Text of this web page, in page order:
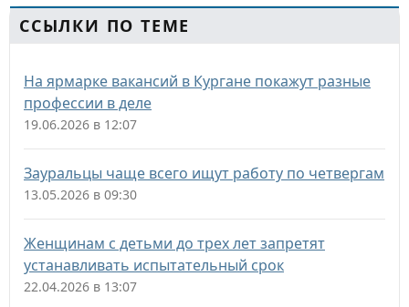
ССЫЛКИ ПО ТЕМЕ
На ярмарке вакансий в Кургане покажут разные
профессии в деле
19.06.2026 в 12:07
Зауральцы чаще всего ищут работу по четвергам
13.05.2026 в 09:30
Женщинам с детьми до трех лет запретят
устанавливать испытательный срок
22.04.2026 в 13:07